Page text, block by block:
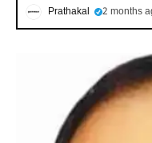
Prathakal 2 months